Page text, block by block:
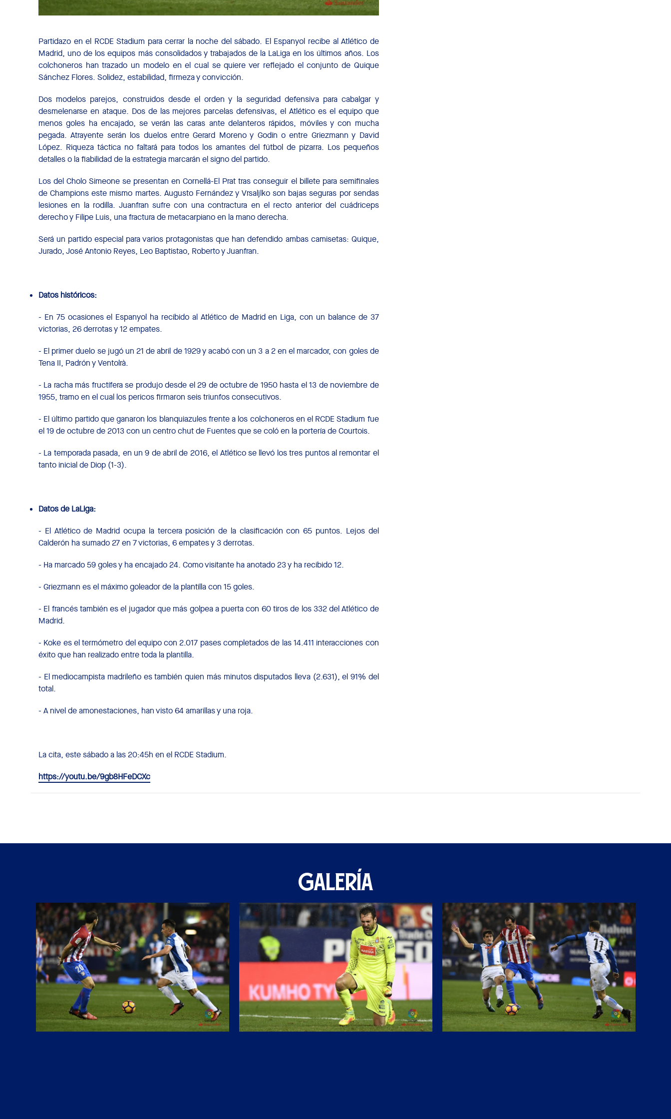
Partidazo en el RCDE Stadium para cerrar la noche del sábado. El Espanyol recibe al Atlético de
Madrid, uno de los equipos más consolidados y trabajados de la LaLiga en los últimos años. Los
colchoneros han trazado un modelo en el cual se quiere ver reflejado el conjunto de Quique
Sánchez Flores. Solidez, estabilidad, firmeza y convicción.
Dos modelos parejos, construidos desde el orden y la seguridad defensiva para cabalgar y
desmelenarse en ataque. Dos de las mejores parcelas defensivas, el Atlético es el equipo que
menos goles ha encajado, se verán las caras ante delanteros rápidos, móviles y con mucha
pegada. Atrayente serán los duelos entre Gerard Moreno y Godín o entre Griezmann y David
López. Riqueza táctica no faltará para todos los amantes del fútbol de pizarra. Los pequeños
detalles o la fiabilidad de la estrategia marcarán el signo del partido.
Los del Cholo Simeone se presentan en Cornellá-El Prat tras conseguir el billete para semifinales
de Champions este mismo martes. Augusto Fernández y Vrsaljlko son bajas seguras por sendas
lesiones en la rodilla. Juanfran sufre con una contractura en el recto anterior del cuádriceps
derecho y Filipe Luis, una fractura de metacarpiano en la mano derecha.
Será un partido especial para varios protagonistas que han defendido ambas camisetas: Quique,
Jurado, José Antonio Reyes, Leo Baptistao, Roberto y Juanfran.
Datos históricos:
- En 75 ocasiones el Espanyol ha recibido al Atlético de Madrid en Liga, con un balance de 37
victorias, 26 derrotas y 12 empates.
- El primer duelo se jugó un 21 de abril de 1929 y acabó con un 3 a 2 en el marcador, con goles de
Tena II, Padrón y Ventolrà.
- La racha más fructífera se produjo desde el 29 de octubre de 1950 hasta el 13 de noviembre de
1955, tramo en el cual los pericos firmaron seis triunfos consecutivos.
- El último partido que ganaron los blanquiazules frente a los colchoneros en el RCDE Stadium fue
el 19 de octubre de 2013 con un centro chut de Fuentes que se coló en la portería de Courtois.
- La temporada pasada, en un 9 de abril de 2016, el Atlético se llevó los tres puntos al remontar el
tanto inicial de Diop (1-3).
Datos de LaLiga:
- El Atlético de Madrid ocupa la tercera posición de la clasificación con 65 puntos. Lejos del
Calderón ha sumado 27 en 7 victorias, 6 empates y 3 derrotas.
- Ha marcado 59 goles y ha encajado 24. Como visitante ha anotado 23 y ha recibido 12.
- Griezmann es el máximo goleador de la plantilla con 15 goles.
- El francés también es el jugador que más golpea a puerta con 60 tiros de los 332 del Atlético de
Madrid.
- Koke es el termómetro del equipo con 2.017 pases completados de las 14.411 interacciones con
éxito que han realizado entre toda la plantilla.
- El mediocampista madrileño es también quien más minutos disputados lleva (2.631), el 91% del
total.
- A nivel de amonestaciones, han visto 64 amarillas y una roja.
La cita, este sábado a las 20:45h en el RCDE Stadium.
https://youtu.be/9gb8HFeDCXc
GALERÍA